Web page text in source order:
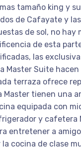
tamaño king y
de Cafayate y
de sol, no hay
de esta
las
Master Suite
terraza ofrece
Master tienen una
equipada con
y cafetera
entretener a
cocina de clase